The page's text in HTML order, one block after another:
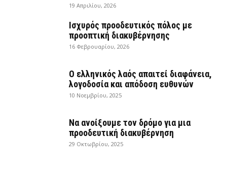
19 Απριλίου, 2026
Ισχυρός προοδευτικός πόλος με
προοπτική διακυβέρνησης
16 Φεβρουαρίου, 2026
Ο ελληνικός λαός απαιτεί διαφάνεια,
λογοδοσία και απόδοση ευθυνών
10 Νοεμβρίου, 2025
Να ανοίξουμε τον δρόμο για μια
προοδευτική διακυβέρνηση
29 Οκτωβρίου, 2025